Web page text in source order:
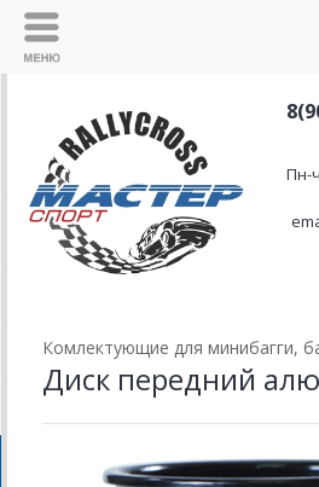
Пн-
Комлектующие для минибагги,
Диск передний